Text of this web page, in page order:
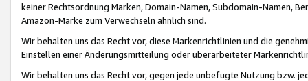
keiner Rechtsordnung Marken, Domain-Namen, Subdomain-Namen,
Amazon-Marke zum Verwechseln ähnlich sind.
Wir behalten uns das Recht vor, diese Markenrichtlinien und die
Einstellen einer Änderungsmitteilung oder überarbeiteter
Wir behalten uns das Recht vor, gegen jede unbefugte Nutzung bzw.